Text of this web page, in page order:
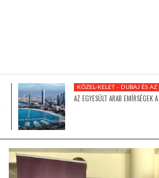
GLOBOTV BP
HÍR3D
KÖZEL-KELET - DUBAJ ÉS AZ
AZ EGYESÜLT ARAB EMÍRSÉGEK